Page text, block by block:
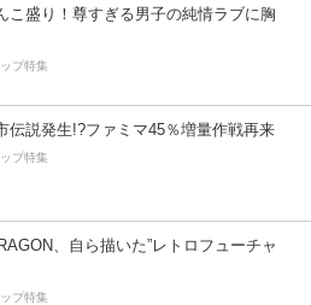
こ盛り！尊すぎる男子の純情ラブに胸
プ特集
伝説発生!?ファミマ45％増量作戦再来
プ特集
、自ら描いた”レトロフューチャ
プ特集